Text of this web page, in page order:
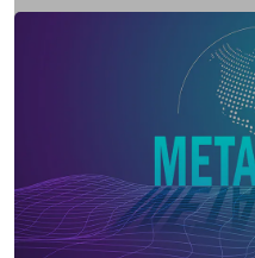
運用管理
業務支援・マーケティング